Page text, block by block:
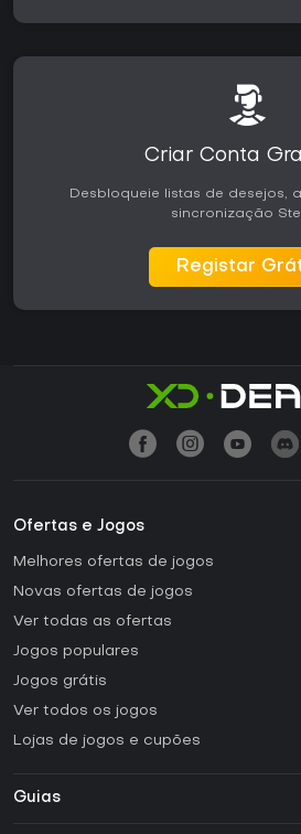
Criar Conta
Desbloqueie listas de desejos,
sincronização
Registar
Ofertas e Jogos
Melhores ofertas de jogos
Novas ofertas de jogos
Ver todas as ofertas
Jogos populares
Jogos grátis
Ver todos os jogos
Lojas de jogos e cupões
Guias